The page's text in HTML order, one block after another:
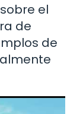
el
de
de